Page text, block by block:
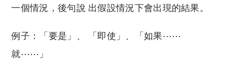
一個情況，後句說 出假設情況下會出現的結果。
例子：「要是」、 「即使」、「如果⋯⋯
就⋯⋯」